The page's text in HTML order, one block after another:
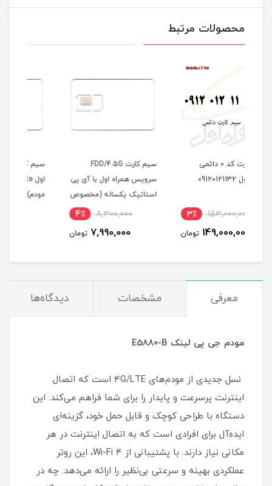
محصولات مرتبط
سیم کارت FDD/4.5G
سرویس همراه اول با آی پی
استاتیک یکساله (مخصوص
مودم ) 8,300,000
7,990,000
سیم کارت سرویس همراه
اول TD-Lte (مخصوص
مودم)
4,400,000
3,980,000
معرفی مشخصات دیدگاه‌ها
مودم جی پی لینک E5880-B
نسل جدیدی از مودم‌های 4G/LTE است که اتصال
اینترنت پرسرعت و پایدار را برای شما فراهم می‌کند. این
دستگاه با طراحی کوچک و قابل حمل خود، گزینه‌ای
ایده‌آل برای افرادی است که به اتصال اینترنت در هر
مکانی نیاز دارند. با پشتیبانی از Wi-Fi 4، این روتر
عملکردی بهینه و سرعتی بی‌نظیر را ارائه می‌دهد. چه در